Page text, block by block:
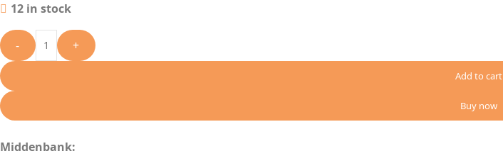
12 in stock
- +
Add to cart
Buy now
Middenbank: